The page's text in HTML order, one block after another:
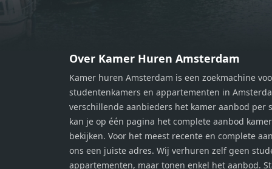
gemak en privacy. Gelegen in een
Zaandam, bevindt de woning zich
op een perfecte locatie. Winkels,
openbaar vervoer en uitvalswegen
naar Amsterdam zijn allemaal
binnen handbereik. Bovendien
geniet je hier van de unieke
op
naar
Over Kamer Huren Amsterdam
Kamer huren Amsterdam is een zoekmachine
studentenkamers en appartementen in
verschillende aanbieders het kamer aanbod per
kan je op één pagina het complete aanbod
bekijken. Voor het meest recente en complete
ons een juiste adres. Wij verhuren zelf geen
appartementen, maar tonen enkel het aanbod.